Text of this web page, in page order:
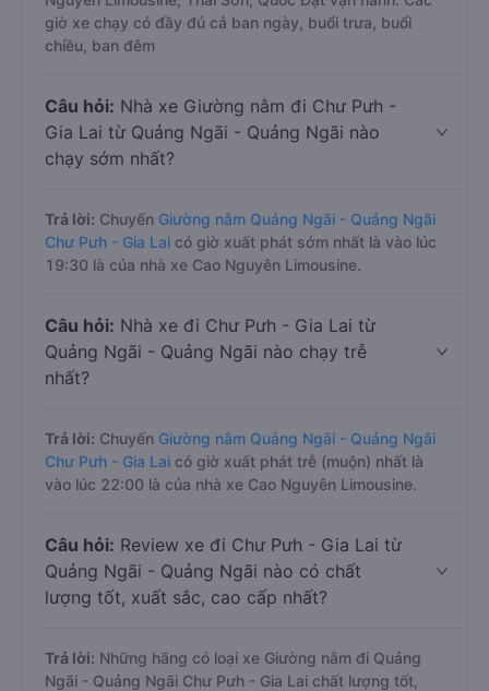
giờ xe chạy có đầy đủ cả ban ngày, buổi trưa, buổi
chiều, ban đêm
Câu hỏi: Nhà xe Giường nằm đi Chư Pưh -
Gia Lai từ Quảng Ngãi - Quảng Ngãi nào
chạy sớm nhất?
Trả lời: Chuyến Giường nằm Quảng Ngãi - Quảng Ngãi
Chư Pưh - Gia Lai có giờ xuất phát sớm nhất là vào lúc
19:30 là của nhà xe Cao Nguyên Limousine.
Câu hỏi: Nhà xe đi Chư Pưh - Gia Lai từ
Quảng Ngãi - Quảng Ngãi nào chạy trễ
nhất?
Trả lời: Chuyến Giường nằm Quảng Ngãi - Quảng Ngãi
Chư Pưh - Gia Lai có giờ xuất phát trễ (muộn) nhất là
vào lúc 22:00 là của nhà xe Cao Nguyên Limousine.
Câu hỏi: Review xe đi Chư Pưh - Gia Lai từ
Quảng Ngãi - Quảng Ngãi nào có chất
lượng tốt, xuất sắc, cao cấp nhất?
Trả lời: Những hãng có loại xe Giường nằm đi Quảng
Ngãi - Quảng Ngãi Chư Pưh - Gia Lai chất lượng tốt,